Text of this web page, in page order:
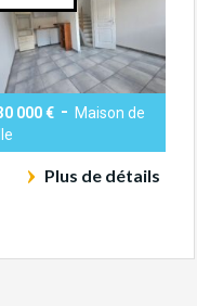
000 € - Maison de
Plus de détails